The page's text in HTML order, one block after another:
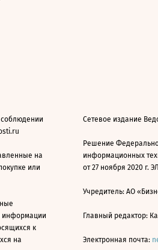
на
или
информации
к
на
Сетевое издание
Решение
информационных
от 27 ноября 2020 г.
Учредитель: АО
Главный редактор:
Электронная почта: